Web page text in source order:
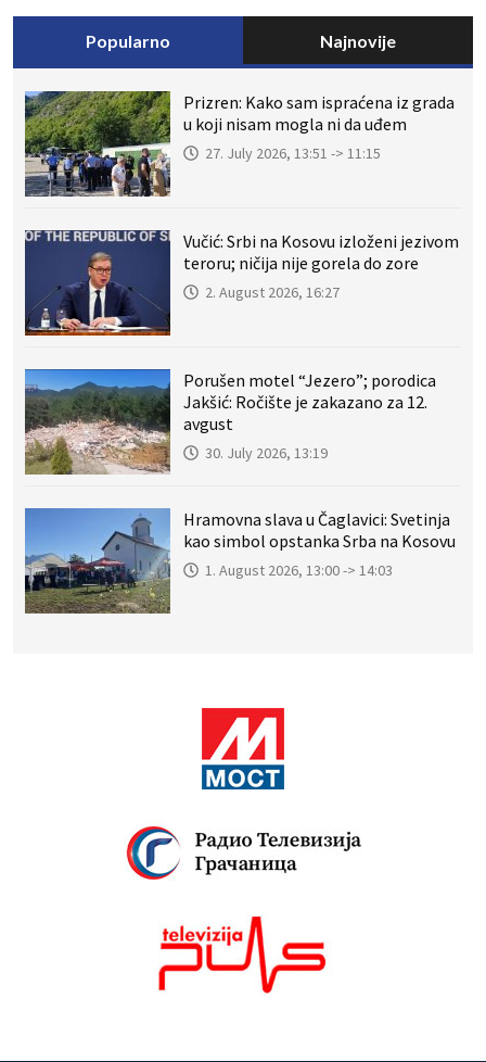
Popularno Najnovije
Prizren: Kako sam ispraćena iz grada
u koji nisam mogla ni da uđem
27. July 2026, 13:51 -> 11:15
Vučić: Srbi na Kosovu izloženi jezivom
teroru; ničija nije gorela do zore
2. August 2026, 16:27
Porušen motel “Jezero”; porodica
Jakšić: Ročište je zakazano za 12.
avgust
30. July 2026, 13:19
Hramovna slava u Čaglavici: Svetinja
kao simbol opstanka Srba na Kosovu
1. August 2026, 13:00 -> 14:03